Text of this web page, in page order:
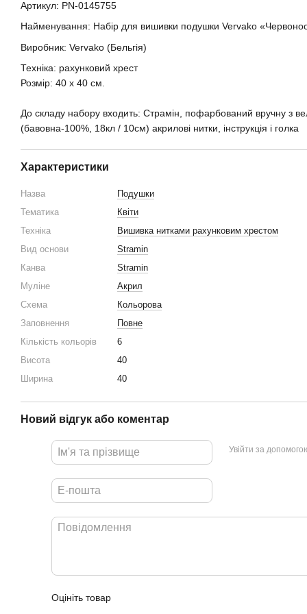
Артикул: PN-0145755
Найменування: Набір для вишивки подушки Vervako
Виробник: Vervako (Бельгія)
Техніка: рахунковий хрест
Розмір: 40 х 40 см.
До складу набору входить: Страмін, пофарбований вручну з
(бавовна-100%, 18кл / 10см) акрилові нитки, інструкція і голка
Характеристики
Назва
Подушки
Тематика
Квіти
Техніка
Вишивка нитками рахунковим хрестом
Вид основи
Stramin
Канва
Stramin
Муліне
Акрил
Схема
Кольорова
Заповнення
Повне
Кількість кольорів
6
Висота
40
Ширина
40
Новий відгук або коментар
Увійти за
Оцініть товар